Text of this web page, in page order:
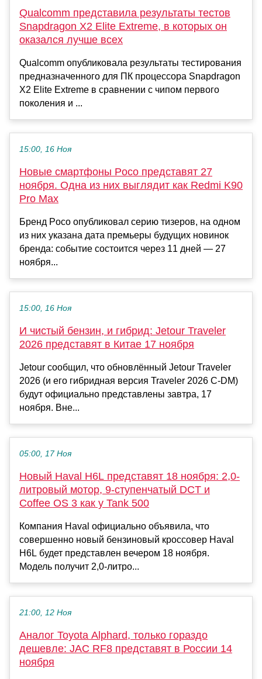
Qualcomm представила результаты тестов
Snapdragon X2 Elite Extreme, в которых он
оказался лучше всех
Qualcomm опубликовала результаты тестирования
предназначенного для ПК процессора Snapdragon
X2 Elite Extreme в сравнении с чипом первого
поколения и ...
15:00, 16 Ноя
Новые смартфоны Poco представят 27
ноября. Одна из них выглядит как Redmi K90
Pro Max
Бренд Poco опубликовал серию тизеров, на одном
из них указана дата премьеры будущих новинок
бренда: событие состоится через 11 дней — 27
ноября...
15:00, 16 Ноя
И чистый бензин, и гибрид: Jetour Traveler
2026 представят в Китае 17 ноября
Jetour сообщил, что обновлённый Jetour Traveler
2026 (и его гибридная версия Traveler 2026 C-DM)
будут официально представлены завтра, 17
ноября. Вне...
05:00, 17 Ноя
Новый Haval H6L представят 18 ноября: 2,0-
литровый мотор, 9-ступенчатый DCT и
Coffee OS 3 как у Tank 500
Компания Haval официально объявила, что
совершенно новый бензиновый кроссовер Haval
H6L будет представлен вечером 18 ноября.
Модель получит 2,0-литро...
21:00, 12 Ноя
Аналог Toyota Alphard, только гораздо
дешевле: JAC RF8 представят в России 14
ноября